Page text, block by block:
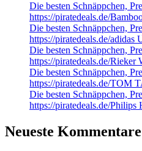
Die besten Schnäppchen,
https://piratedeals.de/
Die besten Schnäppchen,
https://piratedeals.de/
Die besten Schnäppchen,
https://piratedeals.de/
Die besten Schnäppchen,
https://piratedeals.de/TOM
Die besten Schnäppchen,
https://piratedeals.de/
Neueste Kommentare